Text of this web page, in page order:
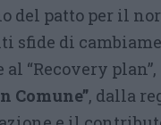
del patto per il
sfide di
al “Recovery
Comune”, dalla